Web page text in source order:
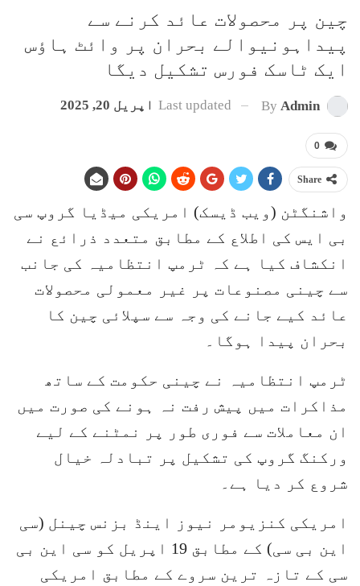
چین پر محصولات عائد کرنے سے
پیداہونیوالے بحران پر وائٹ ہاؤس
ایک ٹاسک فورس تشکیل دیگا
By Admin
Last updated اپریل 20, 2025
0
Share
واشنگٹن (ویب ڈیسک) امریکی میڈیا گروپ سی
بی ایس کی اطلاع کے مطابق متعدد ذرائع نے
انکشاف کیا ہے کہ ٹرمپ انتظامیہ کی جانب
سے چینی مصنوعات پر غیر معمولی محصولات
عائد کیے جانے کی وجہ سے سپلائی چین کا
بحران پیدا ہوگا۔
ٹرمپ انتظامیہ نے چینی حکومت کے ساتھ
مذاکرات میں پیش رفت نہ ہونے کی صورت میں
ان معاملات سے فوری طور پر نمٹنے کے لیے
ورکنگ گروپ کی تشکیل پر تبادلہ خیال
شروع کر دیا ہے۔
امریکی کنزیومر نیوز اینڈ بزنس چینل (سی
این بی سی) کے مطابق 19 اپریل کو سی این بی
سی کے تازہ ترین سروے کے مطابق امریکی